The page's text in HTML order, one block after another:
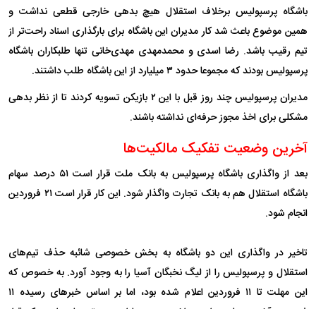
باشگاه پرسپولیس برخلاف استقلال هیچ بدهی خارجی قطعی نداشت و
همین موضوع باعث شد کار مدیران این باشگاه برای بارگذاری اسناد راحت‌تر از
تیم رقیب باشد. رضا اسدی و محمدمهدی مهدی‌خانی تنها طلبکاران باشگاه
پرسپولیس بودند که مجموعا حدود ۳ میلیارد از این باشگاه طلب داشتند.
مدیران پرسپولیس چند روز قبل با این ۲ بازیکن تسویه کردند تا از نظر بدهی
مشکلی برای اخذ مجوز حرفه‌ای نداشته باشند.
آخرین وضعیت تفکیک مالکیت‌ها
بعد از واگذاری باشگاه پرسپولیس به بانک ملت قرار است ۵۱ درصد سهام
باشگاه استقلال هم به بانک تجارت واگذار شود. این کار قرار است ۲۱ فروردین
انجام شود.
تاخیر در واگذاری این دو باشگاه به بخش خصوصی شائبه حذف تیم‌های
استقلال و پرسپولیس را از لیگ نخبگان آسیا را به وجود آورد. به خصوص که
این مهلت تا ۱۱ فروردین اعلام شده بود، اما بر اساس خبر‌های رسیده ۱۱